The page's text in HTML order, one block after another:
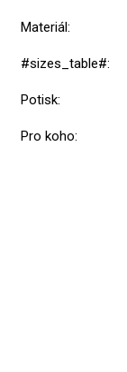
Materiál:
#sizes_table#:
Potisk:
Pro koho: